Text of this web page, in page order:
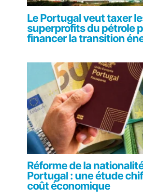
Le Portugal veut taxer
superprofits du pétrole
financer la transition
Réforme de la
Portugal : une étude
coût économique